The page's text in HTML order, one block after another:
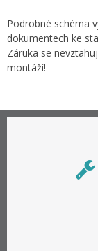
Podrobné schéma
dokumentech ke
Záruka se
montáží!